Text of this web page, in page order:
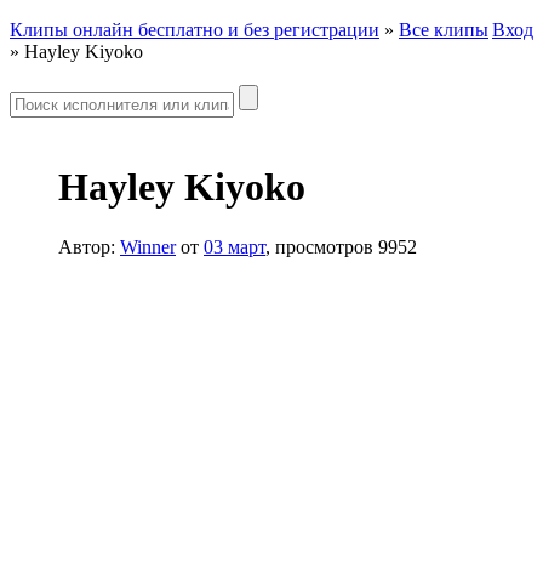
Вход
Клипы онлайн бесплатно и без регистрации » Все клипы
» Hayley Kiyoko
Hayley Kiyoko
Автор: Winnerот 03 март, просмотров 9952